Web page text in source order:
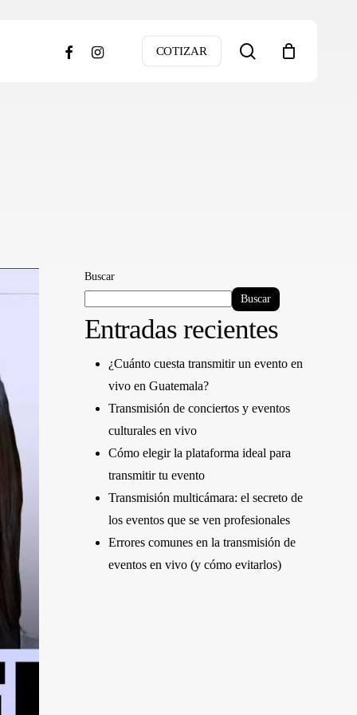
COTIZAR search
facebookinstagram
Buscar
Buscar
Entradas recientes
¿Cuánto cuesta transmitir un evento en
vivo en Guatemala?
Transmisión de conciertos y eventos
culturales en vivo
Cómo elegir la plataforma ideal para
transmitir tu evento
Transmisión multicámara: el secreto de
los eventos que se ven profesionales
Errores comunes en la transmisión de
eventos en vivo (y cómo evitarlos)